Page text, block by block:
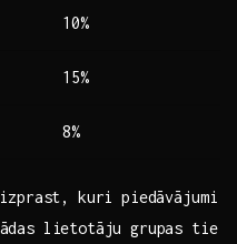
10%
15%
8%
kuri piedāvājumi
lietotāju grupas‍ tie